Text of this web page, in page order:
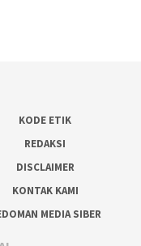
KODE ETIK
REDAKSI
DISCLAIMER
KONTAK KAMI
MEDIA SIBER